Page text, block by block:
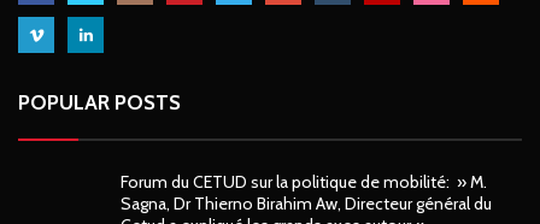
POPULAR POSTS
Forum du CETUD sur la politique de mobilité: » M.
Sagna, Dr Thierno Birahim Aw, Directeur général du